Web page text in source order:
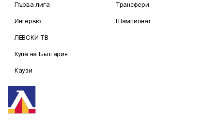
Първа лига
Интервю
ЛЕВСКИ ТВ
Купа на България
Каузи
Трансфери
Шампионат